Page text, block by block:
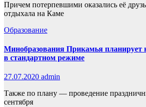
Причем потерпевшими оказались её
отдыхала на Каме
Образование
Минобразования Прикамья планирует
в стандартном режиме
27.07.2020 admin
Также по плану — проведение
сентября